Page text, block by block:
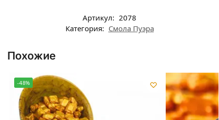
Артикул: 2078
Категория: Смола Пуэра
Похожие
-48%